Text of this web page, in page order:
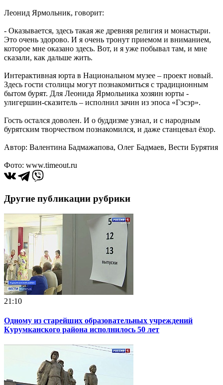
Леонид Ярмольник, говорит:
- Оказывается, здесь такая же древняя религия и монастыри.
Это очень здорово. И я очень тронут приемом и вниманием,
которое мне оказано здесь. Вот, и я уже побывал там, и мне
сказали, как дальше жить.
Интерактивная юрта в Национальном музее – проект новый.
Здесь гости столицы могут познакомиться с традиционным
бытом бурят. Для Леонида Ярмольника хозяин юрты -
улигершин-сказитель – исполнил зачин из эпоса «Гэсэр».
Гость остался доволен. И о буддизме узнал, и с народным
бурятским творчеством познакомился, и даже станцевал ёхор.
Автор: Валентина Бадмажапова, Олег Бадмаев, Вести Бурятия
Фото: www.timeout.ru
Другие публикации рубрики
21:10
Одному из старейших образовательных учреждений
Курумканского района исполнилось 50 лет